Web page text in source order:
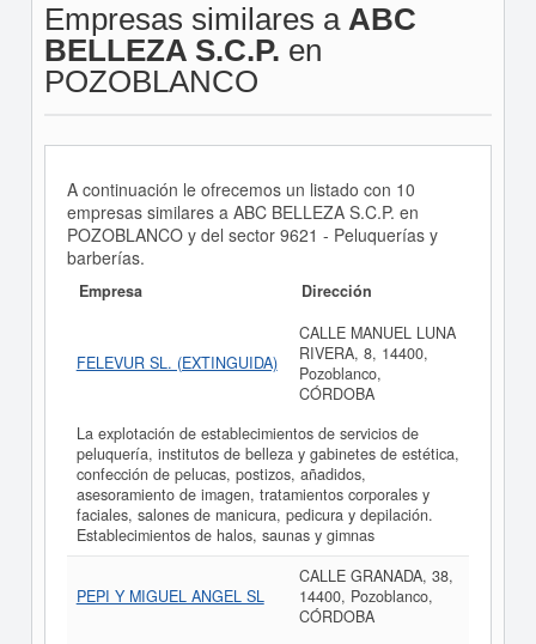
Empresas similares a ABC
BELLEZA S.C.P. en
POZOBLANCO
A continuación le ofrecemos un listado con 10
empresas similares a ABC BELLEZA S.C.P. en
POZOBLANCO y del sector 9621 - Peluquerías y
barberías.
Empresa Dirección
FELEVUR SL. (EXTINGUIDA)
CALLE MANUEL LUNA
RIVERA, 8, 14400,
Pozoblanco,
CÓRDOBA
La explotación de establecimientos de servicios de
peluquería, institutos de belleza y gabinetes de estética,
confección de pelucas, postizos, añadidos,
asesoramiento de imagen, tratamientos corporales y
faciales, salones de manicura, pedicura y depilación.
Establecimientos de halos, saunas y gimnas
PEPI Y MIGUEL ANGEL SL
CALLE GRANADA, 38,
14400, Pozoblanco,
CÓRDOBA